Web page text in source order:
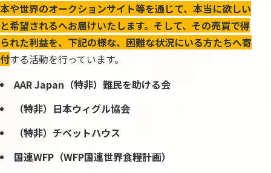
本や世界のオークションサイト等を通じて、本当に欲しい
と希望されるへお届けいたします。そして、その売買で得
られた利益を、下記の様な、困難な状況にいる方たちへ寄
付する活動を行っています。
AAR Japan（特非）難民を助ける会
（特非）日本ウィグル協会
（特非）チベットハウス
国連WFP（WFP国連世界食糧計画）